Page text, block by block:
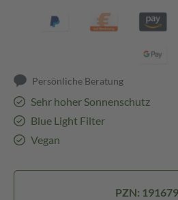
Persönliche Beratung
Sehr hoher Sonnenschutz
Blue Light Filter
Vegan
PZN: